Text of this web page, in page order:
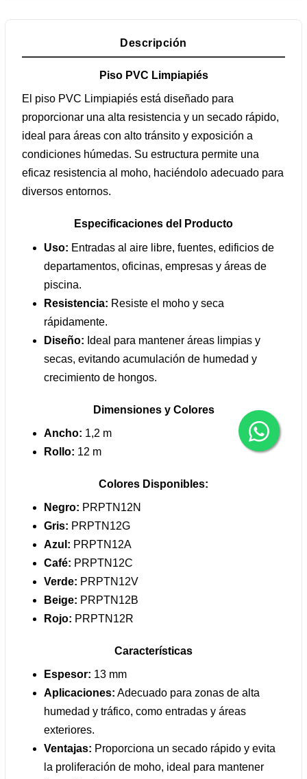
Descripción
Piso PVC Limpiapiés
El piso PVC Limpiapiés está diseñado para
proporcionar una alta resistencia y un secado rápido,
ideal para áreas con alto tránsito y exposición a
condiciones húmedas. Su estructura permite una
eficaz resistencia al moho, haciéndolo adecuado para
diversos entornos.
Especificaciones del Producto
Uso: Entradas al aire libre, fuentes, edificios de
departamentos, oficinas, empresas y áreas de
piscina.
Resistencia: Resiste el moho y seca
rápidamente.
Diseño: Ideal para mantener áreas limpias y
secas, evitando acumulación de humedad y
crecimiento de hongos.
Dimensiones y Colores
Ancho: 1,2 m
Rollo: 12 m
Colores Disponibles:
Negro: PRPTN12N
Gris: PRPTN12G
Azul: PRPTN12A
Café: PRPTN12C
Verde: PRPTN12V
Beige: PRPTN12B
Rojo: PRPTN12R
Características
Espesor: 13 mm
Aplicaciones: Adecuado para zonas de alta
humedad y tráfico, como entradas y áreas
exteriores.
Ventajas: Proporciona un secado rápido y evita
la proliferación de moho, ideal para mantener